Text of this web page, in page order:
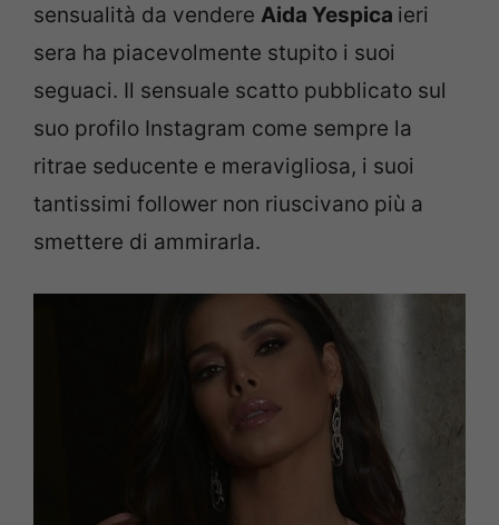
sensualità da vendere Aida Yespica ieri
sera ha piacevolmente stupito i suoi
seguaci. Il sensuale scatto pubblicato sul
suo profilo Instagram come sempre la
ritrae seducente e meravigliosa, i suoi
tantissimi follower non riuscivano più a
smettere di ammirarla.